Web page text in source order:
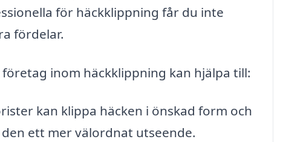
för häckklippning får du inte
fördelar.
inom häckklippning kan hjälpa till:
kan klippa häcken i önskad form och
ett mer välordnat utseende.